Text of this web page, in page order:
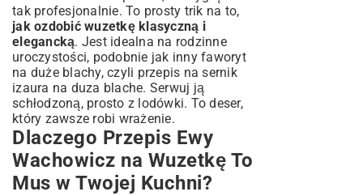
tak profesjonalnie. To prosty trik na to,
jak ozdobić wuzetkę klasyczną i
elegancką. Jest idealna na rodzinne
uroczystości, podobnie jak inny faworyt
na duże blachy, czyli przepis na sernik
izaura na duza blache. Serwuj ją
schłodzoną, prosto z lodówki. To deser,
który zawsze robi wrażenie.
Dlaczego Przepis Ewy
Wachowicz na Wuzetkę To
Mus w Twojej Kuchni?